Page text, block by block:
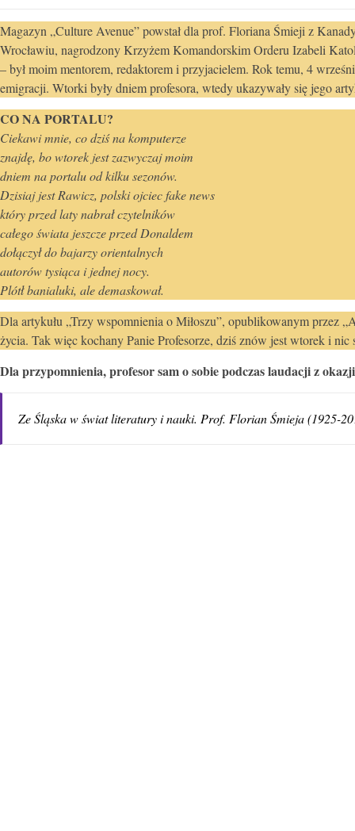
Magazyn „Culture Avenue” powstał dla prof. Floriana Śmieji z
Wrocławiu, nagrodzony Krzyżem Komandorskim Orderu Izabeli
– był moim mentorem, redaktorem i przyjacielem. Rok temu, 4
emigracji. Wtorki były dniem profesora, wtedy ukazywały się jego
CO NA PORTALU?
Ciekawi mnie, co dziś na komputerze
znajdę, bo wtorek jest zazwyczaj moim
dniem na portalu od kilku sezonów.
Dzisiaj jest Rawicz, polski ojciec fake news
który przed laty nabrał czytelników
całego świata jeszcze przed Donaldem
dołączył do bajarzy orientalnych
autorów tysiąca i jednej nocy.
Plótł banialuki, ale demaskował.
Dla artykułu „Trzy wspomnienia o Miłoszu”, opublikowanym przez
życia. Tak więc kochany Panie Profesorze, dziś znów jest wtorek i
Dla przypomnienia, profesor sam o sobie podczas laudacji z
Ze Śląska w świat literatury i nauki. Prof. Florian Śmieja (1925-